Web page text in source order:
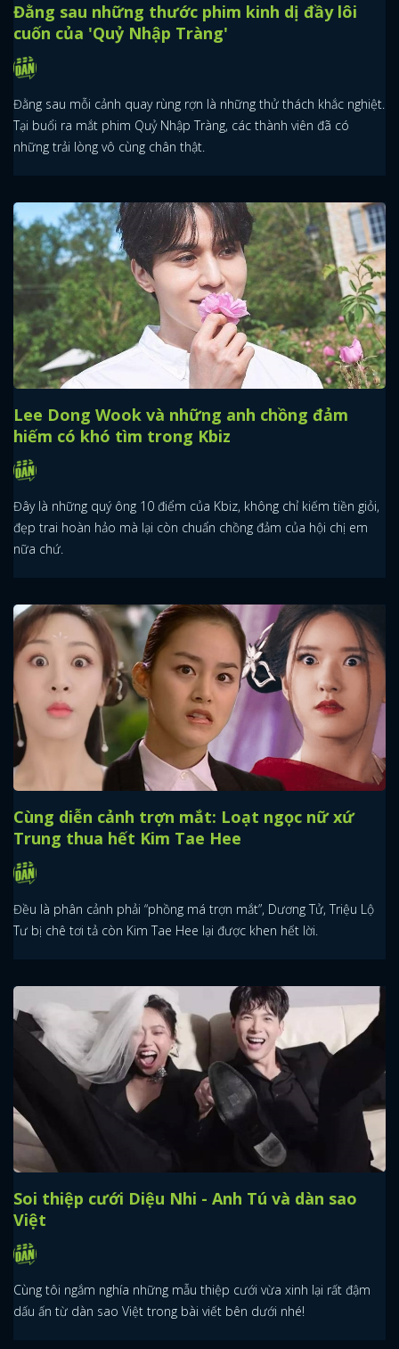
Đằng sau những thước phim kinh dị đầy lôi
cuốn của 'Quỷ Nhập Tràng'
Đằng sau mỗi cảnh quay rùng rợn là những thử thách khắc nghiệt.
Tại buổi ra mắt phim Quỷ Nhập Tràng, các thành viên đã có
những trải lòng vô cùng chân thật.
Lee Dong Wook và những anh chồng đảm
hiếm có khó tìm trong Kbiz
Đây là những quý ông 10 điểm của Kbiz, không chỉ kiếm tiền giỏi,
đẹp trai hoàn hảo mà lại còn chuẩn chồng đảm của hội chị em
nữa chứ.
Cùng diễn cảnh trợn mắt: Loạt ngọc nữ xứ
Trung thua hết Kim Tae Hee
Đều là phân cảnh phải “phồng má trợn mắt”, Dương Tử, Triệu Lộ
Tư bị chê tơi tả còn Kim Tae Hee lại được khen hết lời.
Soi thiệp cưới Diệu Nhi - Anh Tú và dàn sao
Việt
Cùng tôi ngắm nghía những mẫu thiệp cưới vừa xinh lại rất đậm
dấu ấn từ dàn sao Việt trong bài viết bên dưới nhé!